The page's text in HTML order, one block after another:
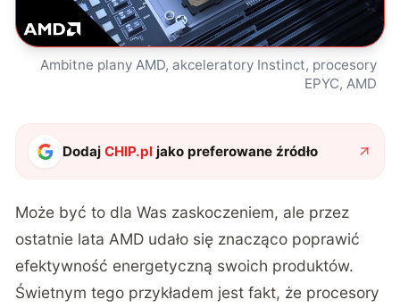
Ambitne plany AMD, akceleratory Instinct, procesory
EPYC, AMD
DodajCHIP.pl jako preferowane źródło
Może być to dla Was zaskoczeniem, ale przez
ostatnie lata AMD udało się znacząco poprawić
efektywność energetyczną swoich produktów.
Świetnym tego przykładem jest fakt, że procesory